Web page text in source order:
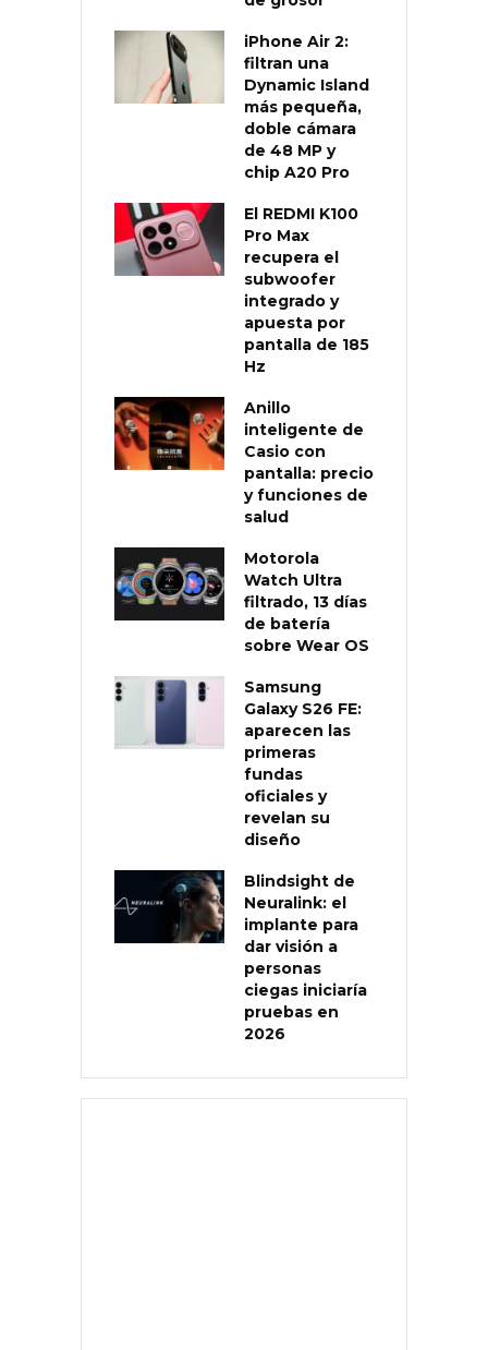
iPhone Air 2:
filtran una
Dynamic Island
más pequeña,
doble cámara
de 48 MP y
chip A20 Pro
El REDMI K100
Pro Max
recupera el
subwoofer
integrado y
apuesta por
pantalla de 185
Hz
Anillo
inteligente de
Casio con
pantalla: precio
y funciones de
salud
Motorola
Watch Ultra
filtrado, 13 días
de batería
sobre Wear OS
Samsung
Galaxy S26 FE:
aparecen las
primeras
fundas
oficiales y
revelan su
diseño
Blindsight de
Neuralink: el
implante para
dar visión a
personas
ciegas iniciaría
pruebas en
2026